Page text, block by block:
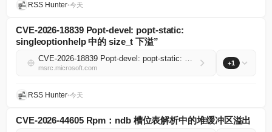
RSS Hunter•今天
CVE-2026-18839 Popt-devel: popt-static:
singleoptionhelp 中的 size_t 下溢”
CVE-2026-18839 Popt-devel: popt-static: size_t underflow in singleoptionhelp
msrc.microsoft.com
+1
RSS Hunter•今天
CVE-2026-44605 Rpm：ndb 槽位表解析中的堆缓冲区溢出